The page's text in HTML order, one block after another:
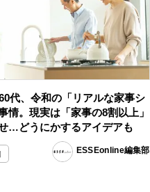
代、令和の「リアルな家事シ
情。現実は「家事の8割以上」
…どうにかするアイデアも
ESSEonline編集部